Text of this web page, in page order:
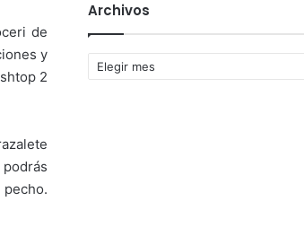
de
y
2
Archivos
Archivos